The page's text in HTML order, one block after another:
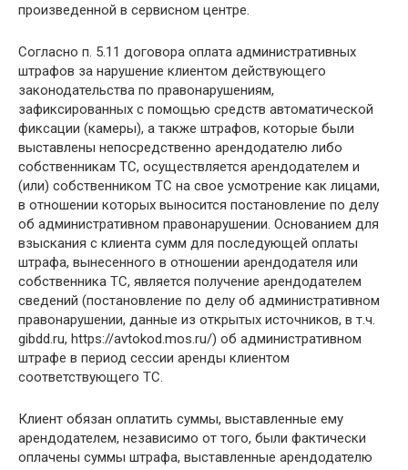
произведенной в сервисном центре.
Согласно п. 5.11 договора оплата административных
штрафов за нарушение клиентом действующего
законодательства по правонарушениям,
зафиксированных с помощью средств автоматической
фиксации (камеры), а также штрафов, которые были
выставлены непосредственно арендодателю либо
собственникам ТС, осуществляется арендодателем и
(или) собственником ТС на свое усмотрение как лицами,
в отношении которых выносится постановление по делу
об административном правонарушении. Основанием для
взыскания с клиента сумм для последующей оплаты
штрафа, вынесенного в отношении арендодателя или
собственника ТС, является получение арендодателем
сведений (постановление по делу об административном
правонарушении, данные из открытых источников, в т.ч.
gibdd.ru, https://avtokod.mos.ru/) об административном
штрафе в период сессии аренды клиентом
соответствующего ТС.
Клиент обязан оплатить суммы, выставленные ему
арендодателем, независимо от того, были фактически
оплачены суммы штрафа, выставленные арендодателю